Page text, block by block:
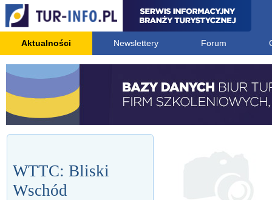
Aktualności Newslettery Forum
WTTC: Bliski
Wschód